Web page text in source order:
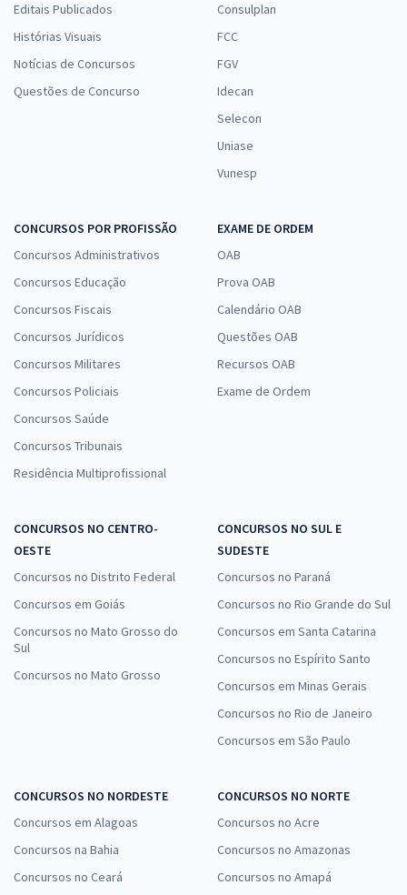
Editais Publicados
Histórias Visuais
Notícias de Concursos
Questões de Concurso
Consulplan
FCC
FGV
Idecan
Selecon
Uniase
Vunesp
CONCURSOS POR PROFISSÃO
Concursos Administrativos
Concursos Educação
Concursos Fiscais
Concursos Jurídicos
Concursos Militares
Concursos Policiais
Concursos Saúde
Concursos Tribunais
Residência Multiprofissional
EXAME DE ORDEM
OAB
Prova OAB
Calendário OAB
Questões OAB
Recursos OAB
Exame de Ordem
CONCURSOS NO CENTRO-
OESTE
Concursos no Distrito Federal
Concursos em Goiás
Concursos no Mato Grosso do
Sul
Concursos no Mato Grosso
CONCURSOS NO SUL E
SUDESTE
Concursos no Paraná
Concursos no Rio Grande do Sul
Concursos em Santa Catarina
Concursos no Espírito Santo
Concursos em Minas Gerais
Concursos no Rio de Janeiro
Concursos em São Paulo
CONCURSOS NO NORDESTE
Concursos em Alagoas
Concursos na Bahia
Concursos no Ceará
CONCURSOS NO NORTE
Concursos no Acre
Concursos no Amazonas
Concursos no Amapá